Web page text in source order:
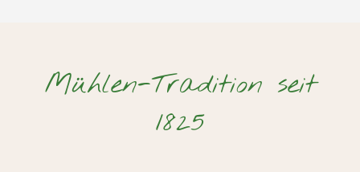
Mühlen-Tradition seit
1825